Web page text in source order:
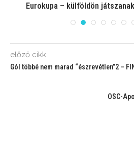
Eurokupa – külföldön
előző cikk
Gól többé nem marad “észrevétlen”2 –
OSC-